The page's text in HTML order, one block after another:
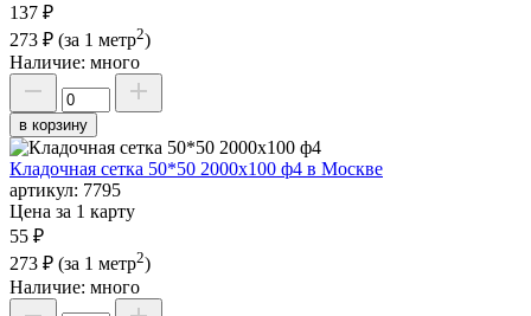
137 ₽
273 ₽ (за 1 метр2)
Наличие: много
в корзину
Кладочная сетка 50*50 2000х100 ф4 в Москве
артикул: 7795
Цена за 1 карту
55 ₽
273 ₽ (за 1 метр2)
Наличие: много